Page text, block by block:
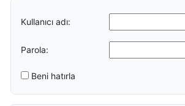
Kullanıcı adı:
Parola:
Beni hatırla